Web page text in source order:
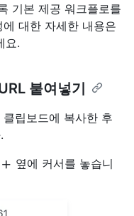
기본 제공 워크플로를
대한 자세한 내용은
요.
붙여넣기
립보드에 복사한 후
옆에 커서를 놓습니